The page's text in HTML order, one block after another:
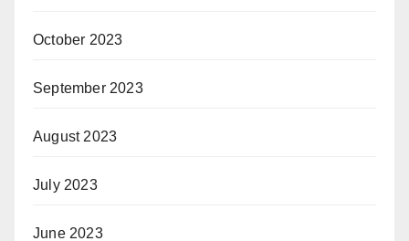
October 2023
September 2023
August 2023
July 2023
June 2023